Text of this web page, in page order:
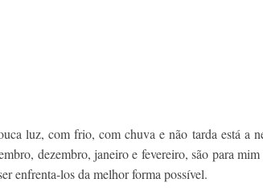
luz, com frio, com chuva e não tarda está a
dezembro, janeiro e fevereiro, são para
enfrenta-los da melhor forma possível.